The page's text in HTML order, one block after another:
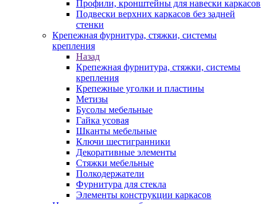
Профили, кронштейны для навески каркасов
Подвески верхних каркасов без задней
стенки
Крепежная фурнитура, стяжки, системы
крепления
Назад
Крепежная фурнитура, стяжки, системы
крепления
Крепежные уголки и пластины
Метизы
Бусолы мебельные
Гайка усовая
Шканты мебельные
Ключи шестигранники
Декоративные элементы
Стяжки мебельные
Полкодержатели
Фурнитура для стекла
Элементы конструкции каркасов